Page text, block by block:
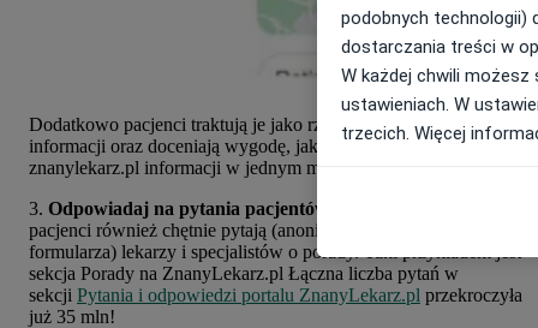
Dodatkowo pacjenci traktują je jako rzetelne i wiarygodne źródło
informacji oraz doceniają wygodę, jaką daje im zebranie przez
znanylekarz.pl informacji w jednym miejscu.
3. Odpowiadaj na pytania pacjentów.
pacjenci również chętnie pytają (anonimowo, za pomocą
formularza) lekarzy i specjalistów o porady. Taki przykładem jest
sekcja Porady na ZnanyLekarz.pl Łączna liczba pytań w
sekcji Pytania i odpowiedzi portalu ZnanyLekarz.pl przekroczyła
już 35 mln!
podobnych technologii)
dostarczania treści w
W każdej chwili
ustawieniach. W
trzecich. Więcej